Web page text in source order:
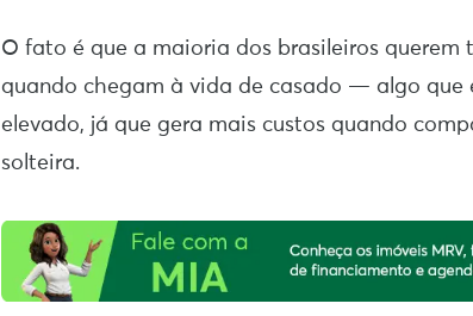
O fato é que a maioria dos brasileiros querem
quando chegam à vida de casado — algo que
elevado, já que gera mais custos quando
solteira.